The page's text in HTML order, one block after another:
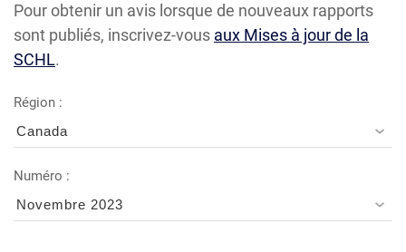
Pour obtenir un avis lorsque de nouveaux rapports
sont publiés, inscrivez-vous aux Mises à jour de la
SCHL.
Région :
Canada
Numéro :
Novembre 2023